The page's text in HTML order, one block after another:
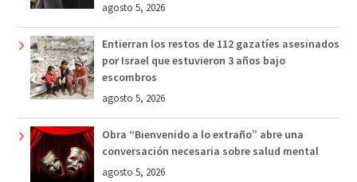
agosto 5, 2026
Entierran los restos de 112 gazatíes asesinados
por Israel que estuvieron 3 años bajo
escombros
agosto 5, 2026
Obra “Bienvenido a lo extraño” abre una
conversación necesaria sobre salud mental
agosto 5, 2026